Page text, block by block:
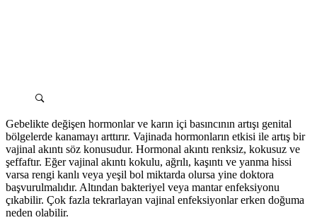
Gebelikte değişen hormonlar ve karın içi basıncının artışı genital
bölgelerde kanamayı arttırır. Vajinada hormonların etkisi ile artış bir
vajinal akıntı söz konusudur. Hormonal akıntı renksiz, kokusuz ve
şeffaftır. Eğer vajinal akıntı kokulu, ağrılı, kaşıntı ve yanma hissi
varsa rengi kanlı veya yeşil bol miktarda olursa yine doktora
başvurulmalıdır. Altından bakteriyel veya mantar enfeksiyonu
çıkabilir. Çok fazla tekrarlayan vajinal enfeksiyonlar erken doğuma
neden olabilir.